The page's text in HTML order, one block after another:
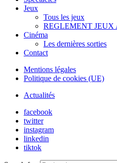
Jeux
Tous les jeux
REGLEMENT JEUX
Cinéma
Les dernières sorties
Contact
Mentions légales
Politique de cookies (UE)
Actualités
facebook
twitter
instagram
linkedin
tiktok